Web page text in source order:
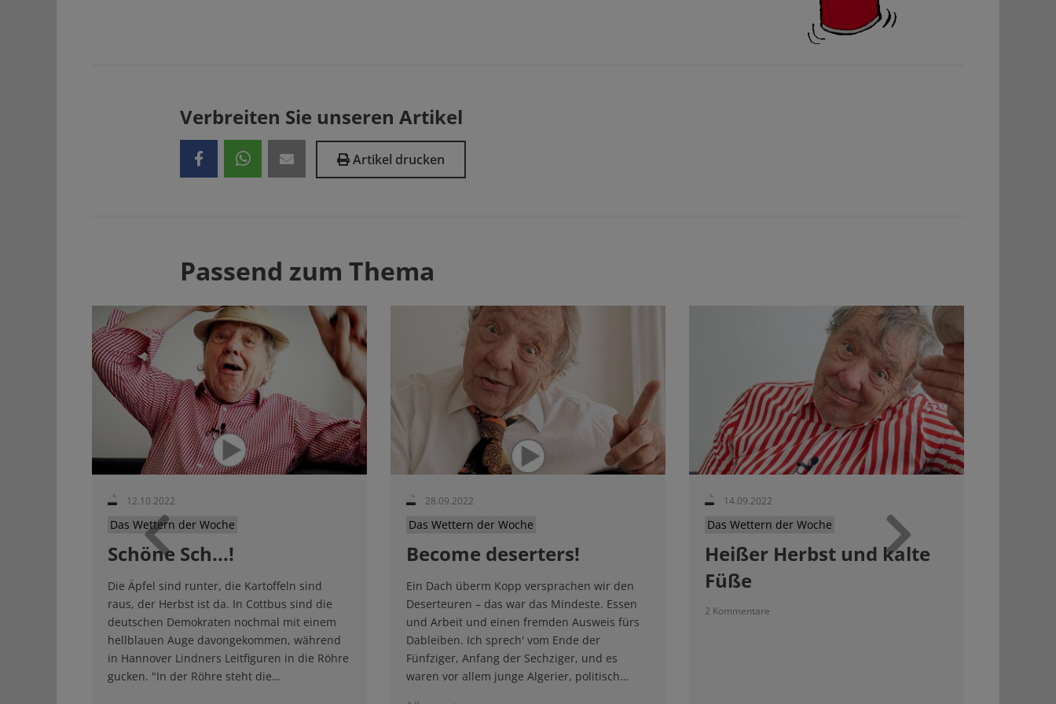
Verbreiten Sie unseren Artikel
Artikel drucken
Passend zum Thema
12.10.2022
Das Wettern der Woche
Schöne Sch...!
Die Äpfel sind runter, die Kartoffeln sind
raus, der Herbst ist da. In Cottbus sind die
deutschen Demokraten nochmal mit einem
hellblauen Auge davongekommen, während
in Hannover Lindners Leitfiguren in die Röhre
gucken. "In der Röhre steht die…
28.09.2022
Das Wettern der Woche
Become deserters!
Ein Dach überm Kopp versprachen wir den
Deserteuren – das war das Mindeste. Essen
und Arbeit und einen fremden Ausweis fürs
Dableiben. Ich sprech' vom Ende der
Fünfziger, Anfang der Sechziger, und es
waren vor allem junge Algerier, politisch…
14.09.2022
Das Wettern der Woche
Heißer Herbst und kalte
Füße
2 Kommentare
Zurück Weiter